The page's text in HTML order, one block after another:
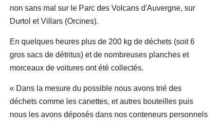
non sans mal sur le Parc des Volcans d'Auvergne, sur
Durtol et Villars (Orcines).
En quelques heures plus de 200 kg de déchets (soit 6
gros sacs de détritus) et de nombreuses planches et
morceaux de voitures ont été collectés.
« Dans la mesure du possible nous avons trié des
déchets comme les canettes, et autres bouteilles puis
nous les avons déposés dans nos conteneurs personnels